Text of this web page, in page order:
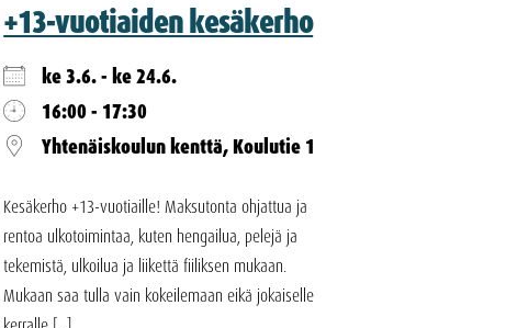
+13-vuotiaiden kesäkerho
ke 3.6. - ke 24.6.
16:00 - 17:30
Yhtenäiskoulun kenttä, Koulutie 1
Kesäkerho +13-vuotiaille! Maksutonta ohjattua ja
rentoa ulkotoimintaa, kuten hengailua, pelejä ja
tekemistä, ulkoilua ja liikettä fiiliksen mukaan.
Mukaan saa tulla vain kokeilemaan eikä jokaiselle